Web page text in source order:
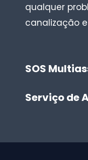
qualquer
canalização
SOS
Serviço de